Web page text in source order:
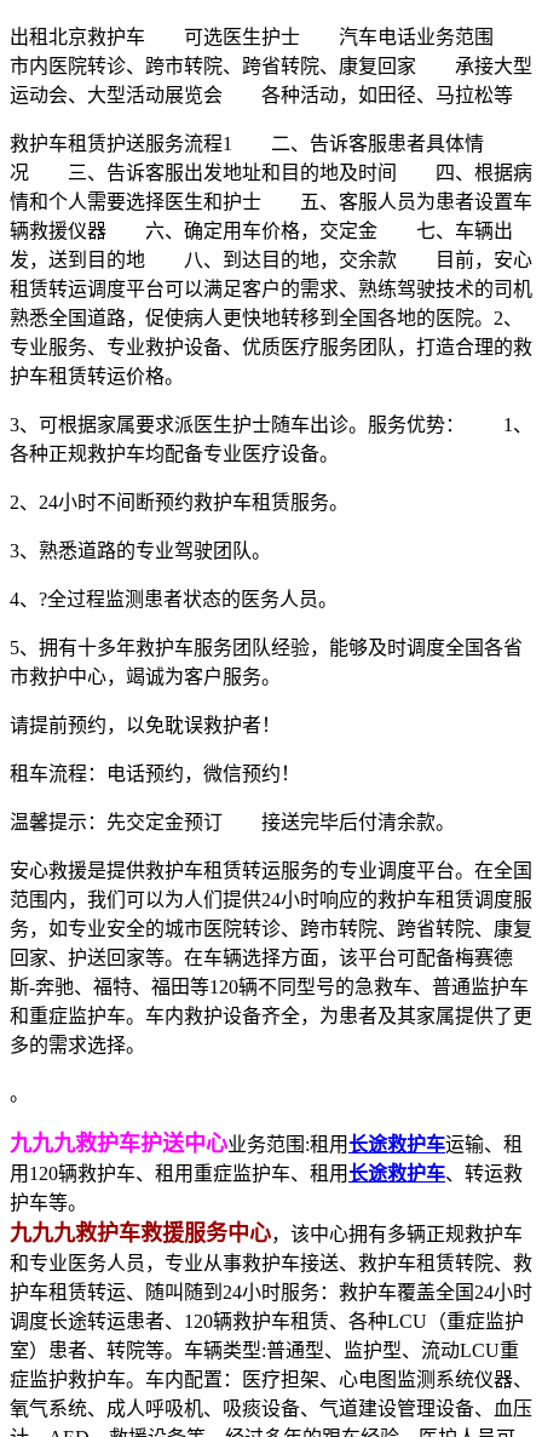
出租北京救护车 可选医生护士 汽车电话业务范围
市内医院转诊、跨市转院、跨省转院、康复回家 承接大型
运动会、大型活动展览会 各种活动，如田径、马拉松等
救护车租赁护送服务流程1 二、告诉客服患者具体情
况 三、告诉客服出发地址和目的地及时间 四、根据病
情和个人需要选择医生和护士 五、客服人员为患者设置车
辆救援仪器 六、确定用车价格，交定金 七、车辆出
发，送到目的地 八、到达目的地，交余款 目前，安心
租赁转运调度平台可以满足客户的需求、熟练驾驶技术的司机
熟悉全国道路，促使病人更快地转移到全国各地的医院。2、
专业服务、专业救护设备、优质医疗服务团队，打造合理的救
护车租赁转运价格。
3、可根据家属要求派医生护士随车出诊。服务优势： 1、
各种正规救护车均配备专业医疗设备。
2、24小时不间断预约救护车租赁服务。
3、熟悉道路的专业驾驶团队。
4、?全过程监测患者状态的医务人员。
5、拥有十多年救护车服务团队经验，能够及时调度全国各省
市救护中心，竭诚为客户服务。
请提前预约，以免耽误救护者！
租车流程：电话预约，微信预约！
温馨提示：先交定金预订 接送完毕后付清余款。
安心救援是提供救护车租赁转运服务的专业调度平台。在全国
范围内，我们可以为人们提供24小时响应的救护车租赁调度服
务，如专业安全的城市医院转诊、跨市转院、跨省转院、康复
回家、护送回家等。在车辆选择方面，该平台可配备梅赛德
斯-奔驰、福特、福田等120辆不同型号的急救车、普通监护车
和重症监护车。车内救护设备齐全，为患者及其家属提供了更
多的需求选择。
。
九九九救护车护送中心业务范围:租用长途救护车运输、租
用120辆救护车、租用重症监护车、租用长途救护车、转运救
护车等。
九九九救护车救援服务中心，该中心拥有多辆正规救护车
和专业医务人员，专业从事救护车接送、救护车租赁转院、救
护车租赁转运、随叫随到24小时服务：救护车覆盖全国24小时
调度长途转运患者、120辆救护车租赁、各种LCU（重症监护
室）患者、转院等。车辆类型:普通型、监护型、流动LCU重
症监护救护车。车内配置：医疗担架、心电图监测系统仪器、
氧气系统、成人呼吸机、吸痰设备、气道建设管理设备、血压